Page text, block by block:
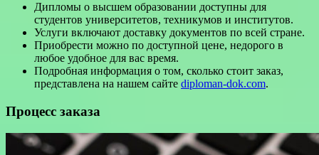
Дипломы о высшем образовании доступны для
студентов университетов, техникумов и институтов.
Услуги включают доставку документов по всей стране.
Приобрести можно по доступной цене, недорого в
любое удобное для вас время.
Подробная информация о том, сколько стоит заказ,
представлена на нашем сайте diploman-dok.com.
Процесс заказа